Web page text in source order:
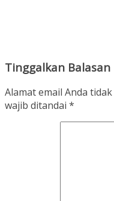
Tinggalkan Balasan
Alamat email Anda
wajib ditandai *